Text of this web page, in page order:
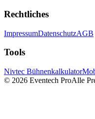
Rechtliches
ImpressumDatenschutzAGB
Tools
Nivtec Bühnenkalkulator
© 2026 Eventech ProAlle